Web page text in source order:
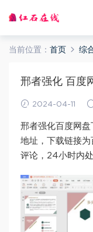
当前位置： 首页 综
邢者强化 百度
2024-04-11
邢者强化百度网
地址，下载链接
评论，24小时内处